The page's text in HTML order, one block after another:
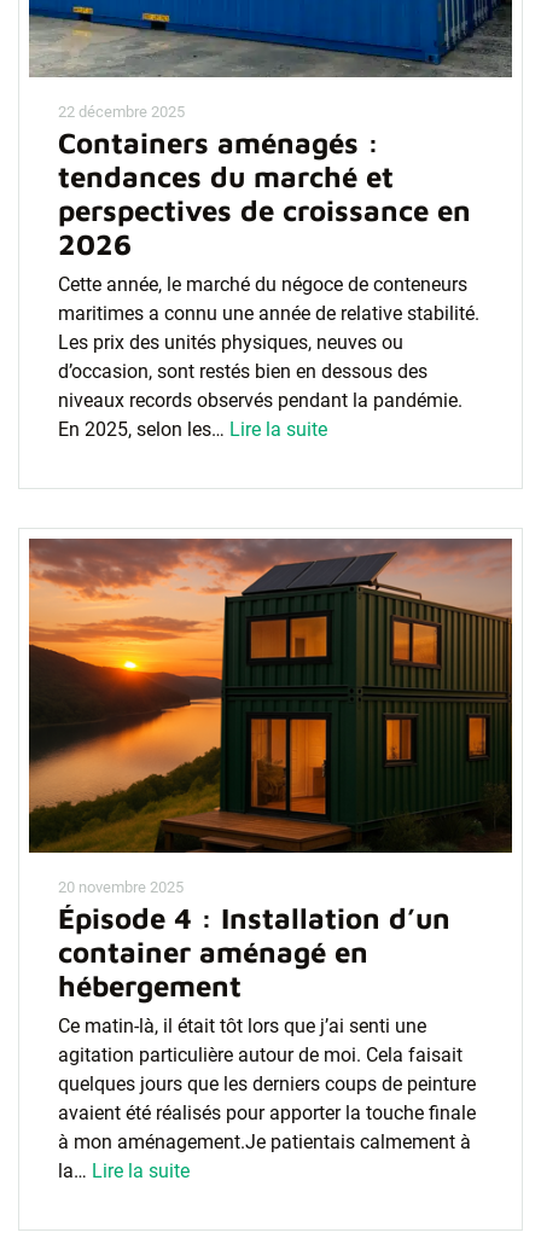
22 décembre 2025
Containers aménagés :
tendances du marché et
perspectives de croissance en
2026
Cette année, le marché du négoce de conteneurs
maritimes a connu une année de relative stabilité.
Les prix des unités physiques, neuves ou
d’occasion, sont restés bien en dessous des
niveaux records observés pendant la pandémie.
En 2025, selon les… Lire la suite
20 novembre 2025
Épisode 4 : Installation d’un
container aménagé en
hébergement
Ce matin-là, il était tôt lors que j’ai senti une
agitation particulière autour de moi. Cela faisait
quelques jours que les derniers coups de peinture
avaient été réalisés pour apporter la touche finale
à mon aménagement.Je patientais calmement à
la… Lire la suite